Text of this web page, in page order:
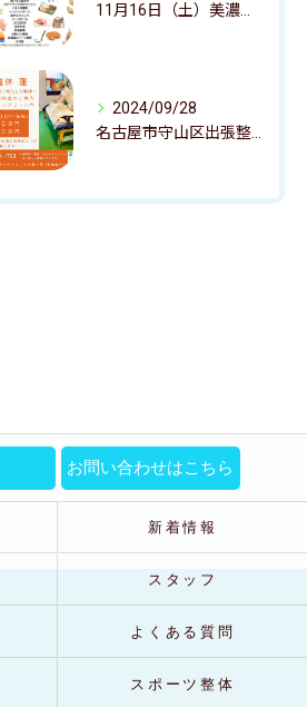
11月16日（土）美濃加茂市文化会館かもーるさんにてマルシェのご案内！
2024/09/28
名古屋市守山区出張整体のご案内
お問い合わせはこちら
新着情報
スタッフ
よくある質問
スポーツ整体